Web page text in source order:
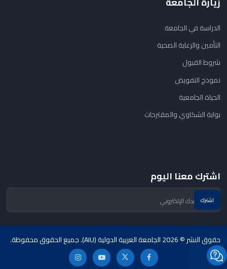
الدراسة في الجامعة
التأمين والرعاية الصحية
شروط القبول
نموذج التفويض
الحياة الجامعية
بوابة الشكاوي والمقترحات
اشترك معنا اليوم
حقوق النشر © 2026 الجامعة العربية الدولية (AIU). جميع الحقوق محفوظة.